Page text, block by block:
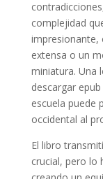
complejidad
impresionante,
extensa o un
miniatura. Una
descargar
escuela puede
occidental al
El libro
crucial, pero lo